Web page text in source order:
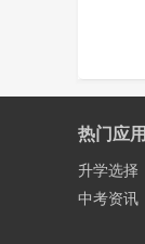
热门应用
升学选择
中考资讯